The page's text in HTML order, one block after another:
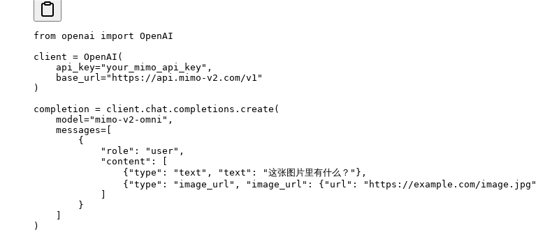
from openai import OpenAI
client = OpenAI(
    api_key
="your_mimo_api_key" ,
    base_url
="https://api.mimo-v2.com/v1"
)
completion = client.chat.completions.create(
    model
="mimo-v2-omni" ,
    messages
= [
        {
            "role"
: "user" ,
            "content"
: [
                {
"type" : "text" , "text" : "这张图片里有什么？" },
                {
"type" : "image_url" , "image_url" : { "url" : "https://example.com/image.jpg"
            ]
        }
    ]
)